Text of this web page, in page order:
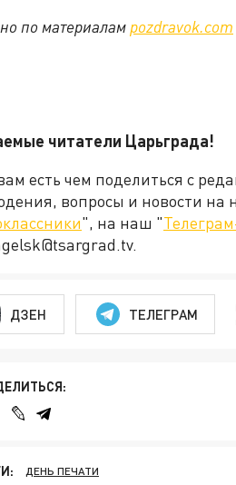
по материалам pozdravok.com
читатели Царьграда!
есть чем поделиться с
вопросы и новости на
", на наш "
ДЗЕН ТЕЛЕГРАМ
ДЕНЬ ПЕЧАТИ